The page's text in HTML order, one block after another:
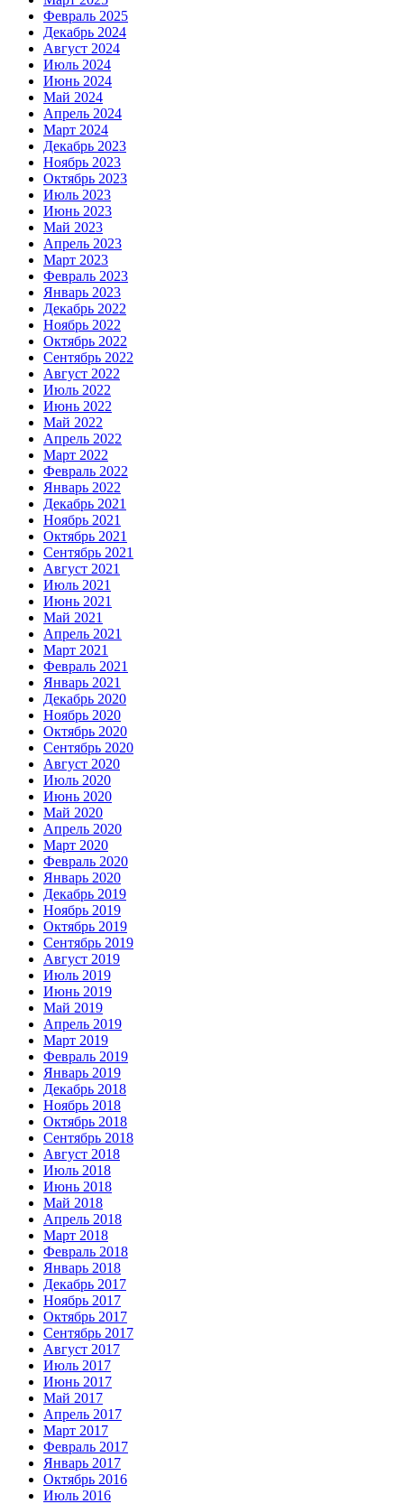
Февраль 2025
Декабрь 2024
Август 2024
Июль 2024
Июнь 2024
Май 2024
Апрель 2024
Март 2024
Декабрь 2023
Ноябрь 2023
Октябрь 2023
Июль 2023
Июнь 2023
Май 2023
Апрель 2023
Март 2023
Февраль 2023
Январь 2023
Декабрь 2022
Ноябрь 2022
Октябрь 2022
Сентябрь 2022
Август 2022
Июль 2022
Июнь 2022
Май 2022
Апрель 2022
Март 2022
Февраль 2022
Январь 2022
Декабрь 2021
Ноябрь 2021
Октябрь 2021
Сентябрь 2021
Август 2021
Июль 2021
Июнь 2021
Май 2021
Апрель 2021
Март 2021
Февраль 2021
Январь 2021
Декабрь 2020
Ноябрь 2020
Октябрь 2020
Сентябрь 2020
Август 2020
Июль 2020
Июнь 2020
Май 2020
Апрель 2020
Март 2020
Февраль 2020
Январь 2020
Декабрь 2019
Ноябрь 2019
Октябрь 2019
Сентябрь 2019
Август 2019
Июль 2019
Июнь 2019
Май 2019
Апрель 2019
Март 2019
Февраль 2019
Январь 2019
Декабрь 2018
Ноябрь 2018
Октябрь 2018
Сентябрь 2018
Август 2018
Июль 2018
Июнь 2018
Май 2018
Апрель 2018
Март 2018
Февраль 2018
Январь 2018
Декабрь 2017
Ноябрь 2017
Октябрь 2017
Сентябрь 2017
Август 2017
Июль 2017
Июнь 2017
Май 2017
Апрель 2017
Март 2017
Февраль 2017
Январь 2017
Октябрь 2016
Июль 2016